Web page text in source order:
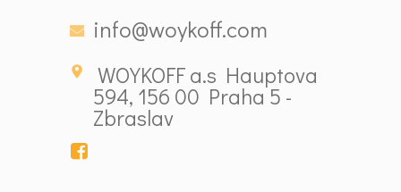
info@woykoff.com
WOYKOFF a.s Hauptova
594, 156 00 Praha 5 -
Zbraslav